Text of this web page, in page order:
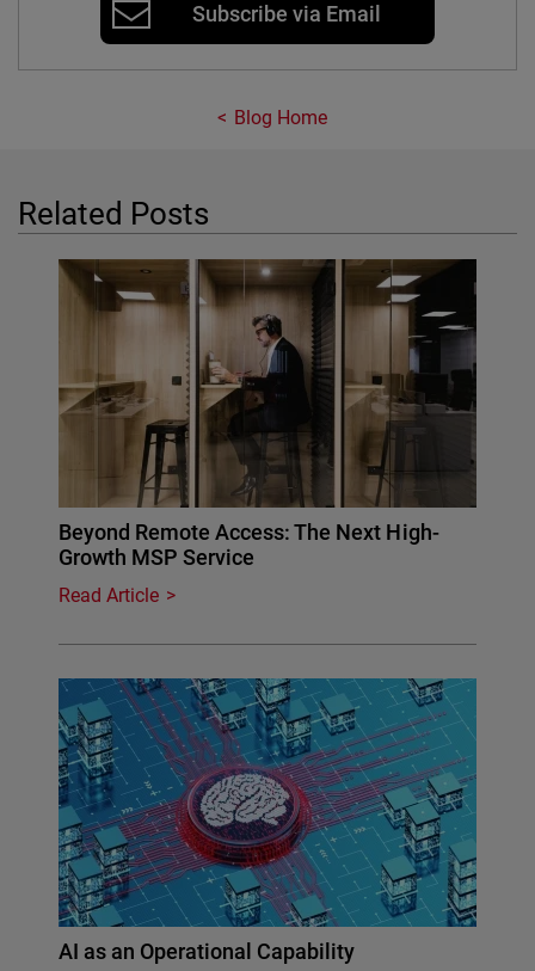
Subscribe via Email
Blog Home
Related Posts
Beyond Remote Access: The Next High-
Growth MSP Service
Read Article
AI as an Operational Capability